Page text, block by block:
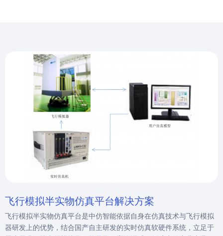
飞行模拟半实物仿真平台解决方案
飞行模拟半实物仿真平台是中仿智能依据自身在仿真技术与飞行模拟
器研发上的优势，结合国产自主研发的实时仿真软硬件系统，立足于